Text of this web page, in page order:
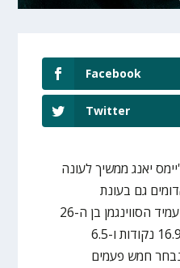
Facebook
Twitter
יאנג ממשיך לעונה
גם בעונת
2022/23. בעונה החולפת העמיד הסווינגמן בן ה-26
(1.98 מטרים) ממוצעים של 16.9 נקודות ו-6.5
חמש פעמים